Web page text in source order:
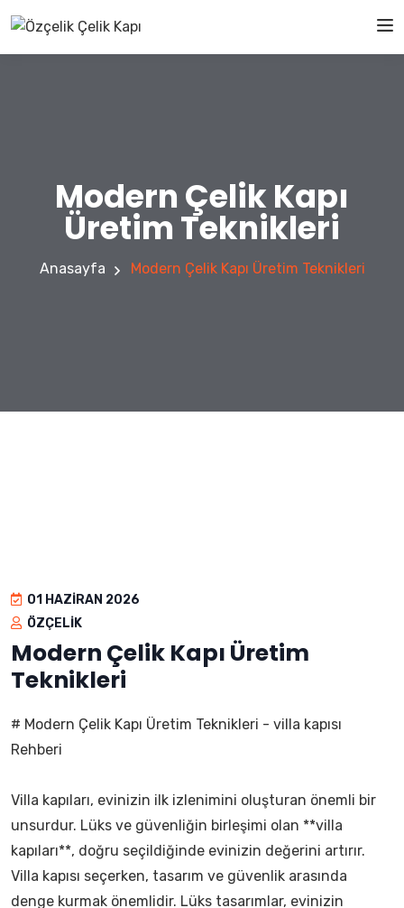
Modern Çelik Kapı
Üretim Teknikleri
Anasayfa Modern Çelik Kapı Üretim Teknikleri
01 HAZIRAN 2026
ÖZÇELIK
Modern Çelik Kapı Üretim
Teknikleri
# Modern Çelik Kapı Üretim Teknikleri - villa kapısı
Rehberi
Villa kapıları, evinizin ilk izlenimini oluşturan önemli bir
unsurdur. Lüks ve güvenliğin birleşimi olan **villa
kapıları**, doğru seçildiğinde evinizin değerini artırır.
Villa kapısı seçerken, tasarım ve güvenlik arasında
denge kurmak önemlidir. Lüks tasarımlar, evinizin